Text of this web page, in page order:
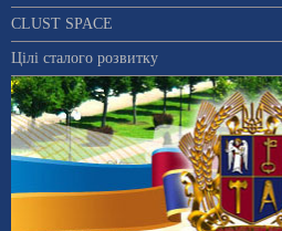
CLUST SPACE
Цілі сталого розвитку